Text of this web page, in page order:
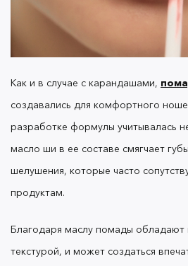
макияжу, но если
полностью не впитается, и
6. Карандаши для
слишком быстро
не хватает даже на
Как и в случае с карандашами,
создавались для комфортного
разработке формулы учитывалась
масло ши в ее составе смягчает
шелушения, которые часто
продуктам.
Благодаря маслу помады
текстурой, и может создаться